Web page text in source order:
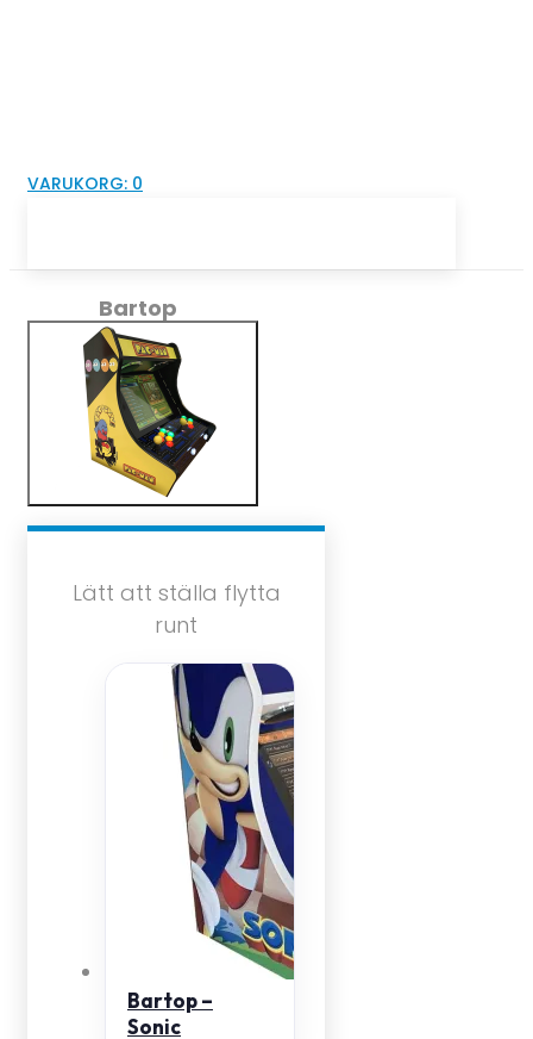
VARUKORG: 0
Bartop
Lätt att ställa flytta
runt
Bartop –
Sonic